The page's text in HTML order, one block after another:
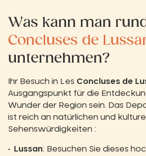
Was kann man
Concluses de
unternehmen?
Ihr Besuch in Les Concluses de
Ausgangspunkt für die
Wunder der Region sein. Das
ist reich an natürlichen und
Sehenswürdigkeiten :
Lussan: Besuchen Sie dieses